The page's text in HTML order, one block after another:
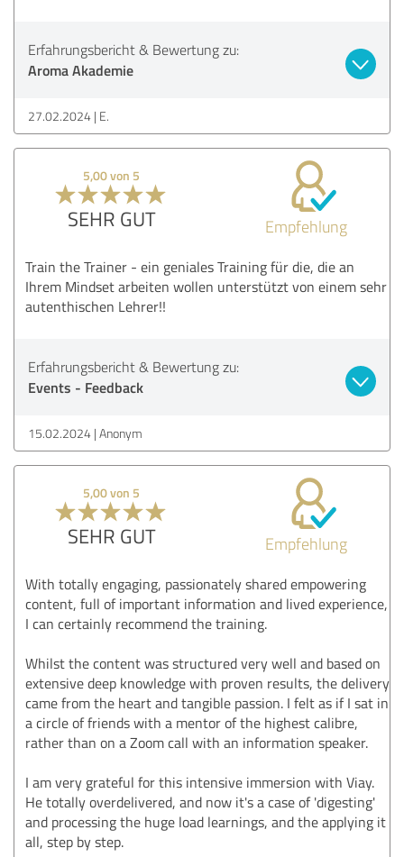
Erfahrungsbericht & Bewertung zu:
Aroma Akademie
27.02.2024 E.
5,00 von 5
SEHR GUT Empfehlung
Train the Trainer - ein geniales Training für die, die an
Ihrem Mindset arbeiten wollen unterstützt von einem sehr
autenthischen Lehrer!!
Erfahrungsbericht & Bewertung zu:
Events - Feedback
15.02.2024 Anonym
5,00 von 5
SEHR GUT Empfehlung
With totally engaging, passionately shared empowering
content, full of important information and lived experience,
I can certainly recommend the training.
Whilst the content was structured very well and based on
extensive deep knowledge with proven results, the delivery
came from the heart and tangible passion. I felt as if I sat in
a circle of friends with a mentor of the highest calibre,
rather than on a Zoom call with an information speaker.
I am very grateful for this intensive immersion with Viay.
He totally overdelivered, and now it's a case of 'digesting'
and processing the huge load learnings, and the applying it
all, step by step.